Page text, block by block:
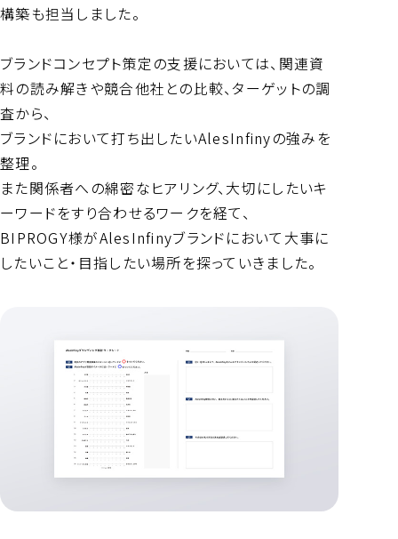
構築も担当しました。
ブランドコンセプト策定の支援においては、関連資
料の読み解きや競合他社との比較、ターゲットの調
査から、
ブランドにおいて打ち出したいAlesInfinyの強みを
整理。
また関係者への綿密なヒアリング、大切にしたいキ
ーワードをすり合わせるワークを経て、
BIPROGY様がAlesInfinyブランドにおいて大事に
したいこと・目指したい場所を探っていきました。